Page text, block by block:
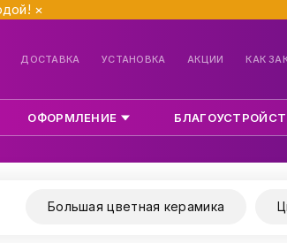
×
ДОСТАВКА УСТАНОВКА АКЦИИ КАК
ОФОРМЛЕНИЕ
Большая цветная керамика